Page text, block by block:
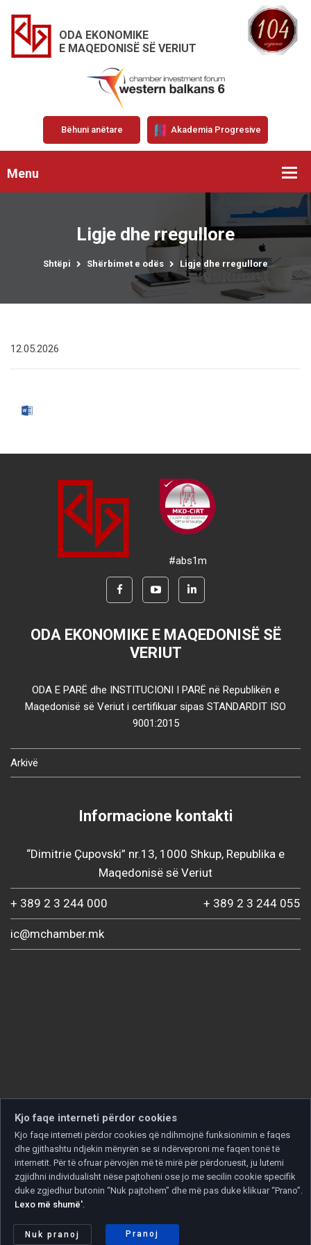
ODA EKONOMIKE
E MAQEDONISË SË VERIUT
Bëhuni anëtare Akademia Progresive
Menu
Ligje dhe rregullore
Shtëpi Shërbimet e odës Ligje dhe rregullore
12.05.2026
#abs1m
ODA EKONOMIKE E MAQEDONISË SË
VERIUT
ODA E PARË dhe INSTITUCIONI I PARË në Republikën e
Maqedonisë së Veriut i certifikuar sipas STANDARDIT ISO
9001:2015
Arkivë
Informacione kontakti
“Dimitrie Çupovski” nr.13, 1000 Shkup, Republika e
Maqedonisë së Veriut
+ 389 2 3 244 000 + 389 2 3 244 055
ic@mchamber.mk
Copyright © 2026 Developed by
Politika e privatësisë Politika e cookies
Kjo faqe interneti përdor cookies
Kjo faqe interneti përdor cookies që ndihmojnë funksionimin e faqes
dhe gjithashtu ndjekin mënyrën se si ndërveproni me faqen tonë të
internetit. Për të ofruar përvojën më të mirë për përdoruesit, ju lutemi
zgjidhni individualisht nëse pajtoheni ose jo me secilin cookie specifik
duke zgjedhur butonin “Nuk pajtohem” dhe më pas duke klikuar “Prano”.
Lexo më shumë'.
Nuk pranoj Pranoj